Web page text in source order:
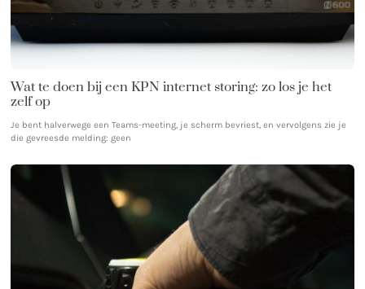
Wat te doen bij een KPN internet storing: zo los je het
zelf op
Je bent halverwege een Teams-meeting, je scherm bevriest, en vervolgens zie je
die gevreesde melding: geen